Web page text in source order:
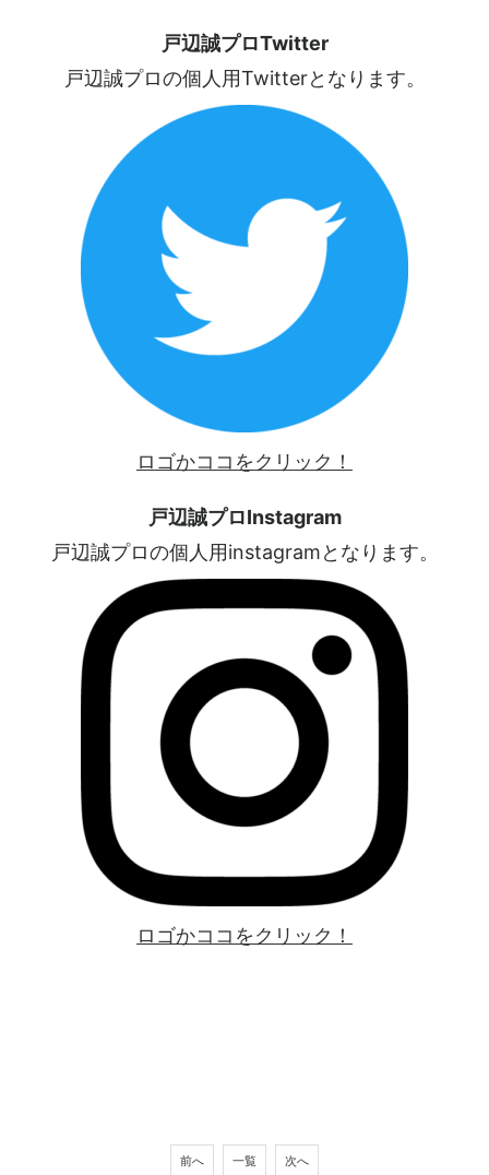
戸辺誠プロTwitter
戸辺誠プロの個人用Twitterとなります。
ロゴかココをクリック！
戸辺誠プロInstagram
戸辺誠プロの個人用instagramとなります。
ロゴかココをクリック！
前へ 一覧 次へ